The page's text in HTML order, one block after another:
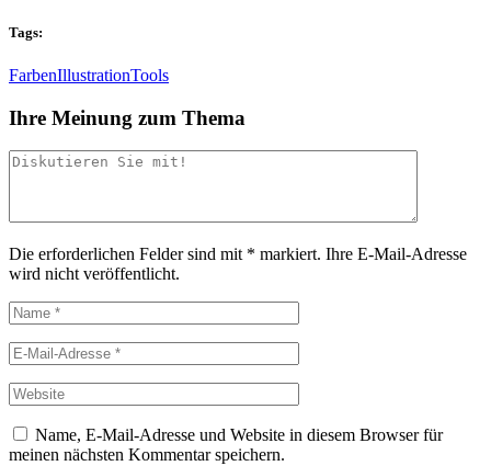
Tags:
FarbenIllustrationTools
Ihre Meinung zum Thema
Die erforderlichen Felder sind mit * markiert. Ihre E-Mail-Adresse
wird nicht veröffentlicht.
Name, E-Mail-Adresse und Website in diesem Browser für
meinen nächsten Kommentar speichern.